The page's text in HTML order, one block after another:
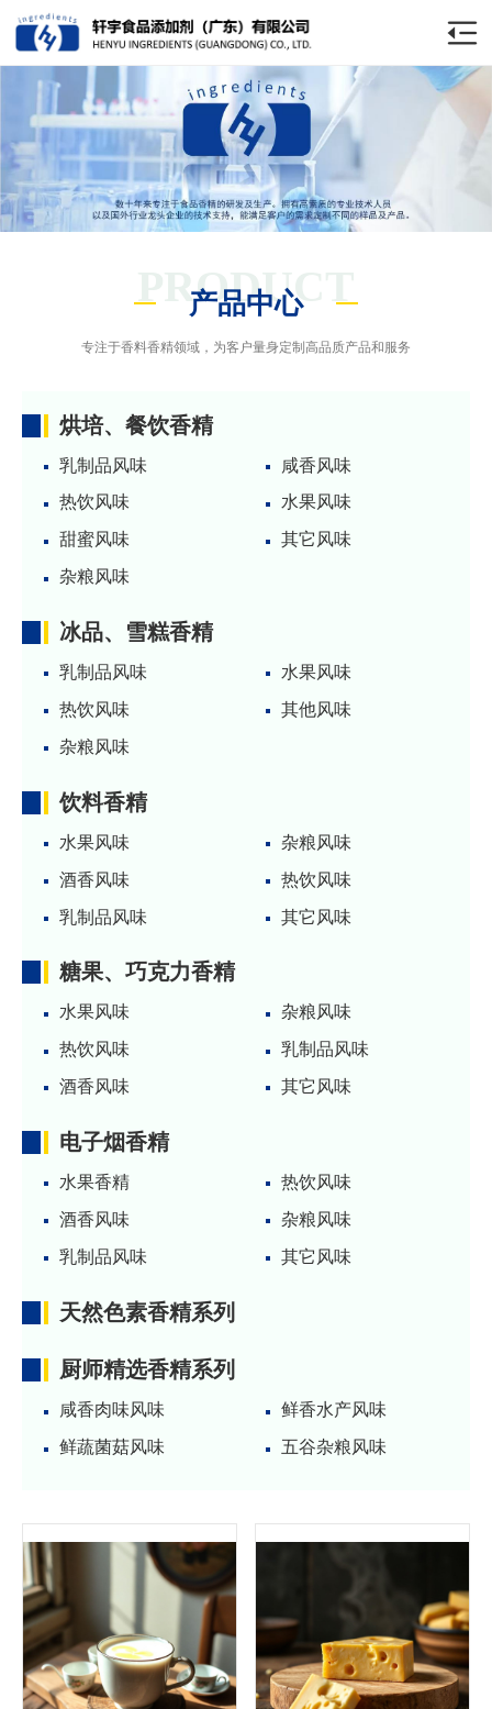
PRODUCT
产品中心
专注于香料香精领域，为客户量身定制高品质产品和服务
烘培、餐饮香精
乳制品风味
咸香风味
热饮风味
水果风味
甜蜜风味
其它风味
杂粮风味
冰品、雪糕香精
乳制品风味
水果风味
热饮风味
其他风味
杂粮风味
饮料香精
水果风味
杂粮风味
酒香风味
热饮风味
乳制品风味
其它风味
糖果、巧克力香精
水果风味
杂粮风味
热饮风味
乳制品风味
酒香风味
其它风味
电子烟香精
水果香精
热饮风味
酒香风味
杂粮风味
乳制品风味
其它风味
天然色素香精系列
厨师精选香精系列
咸香肉味风味
鲜香水产风味
鲜蔬菌菇风味
五谷杂粮风味